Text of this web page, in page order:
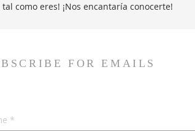
tal como eres! ¡Nos encantaría conocerte!
FOR EMAILS
*